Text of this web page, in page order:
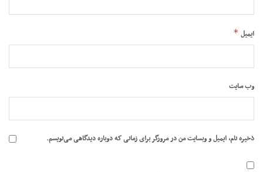
ایمیل *
وب‌ سایت
ذخیره نام، ایمیل و وبسایت من در مرورگر برای زمانی که دوباره دیدگاهی می‌نویسم.